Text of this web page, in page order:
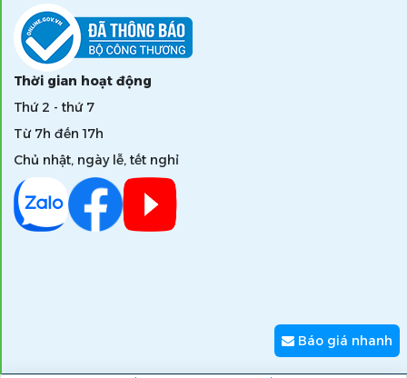
Thời gian hoạt động
Thứ 2 - thứ 7
Từ 7h đến 17h
Chủ nhật, ngày lễ, tết nghỉ
Báo giá nhanh